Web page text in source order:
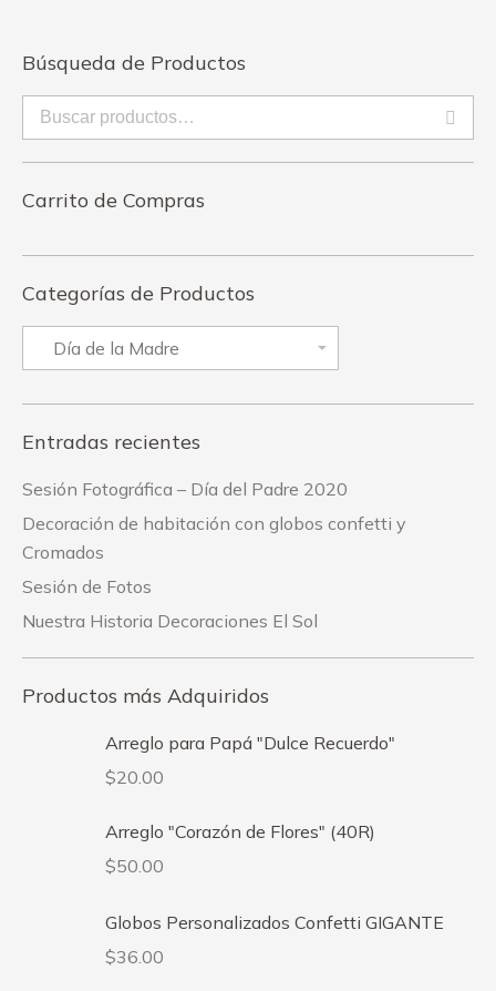
Búsqueda de Productos
Carrito de Compras
Categorías de Productos
Entradas recientes
Sesión Fotográfica – Día del Padre 2020
Decoración de habitación con globos confetti y
Cromados
Sesión de Fotos
Nuestra Historia Decoraciones El Sol
Productos más Adquiridos
Arreglo para Papá "Dulce Recuerdo"
$20.00
Arreglo "Corazón de Flores" (40R)
$50.00
Globos Personalizados Confetti GIGANTE
$36.00